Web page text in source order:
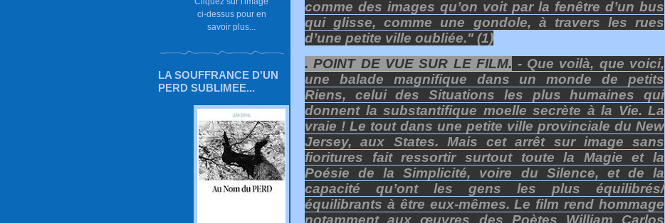
ci-dessus pour en
savoir plus...
LA SOUFFRANCE D'UN
PERD SUBLIMEE...
comme des images qu’on voit par la fenêtre d’un bus
qui glisse, comme une gondole, à travers les rues
d’une petite ville oubliée." (1)
. POINT DE VUE SUR LE FILM. - Que voilà, que voici,
une balade magnifique dans un monde de petits
Riens, celui des Situations les plus humaines qui
donnent la substantifique moelle secrète à la Vie. La
vraie ! Le tout dans une petite ville provinciale du New
Jersey, aux States. Mais cet arrêt sur image sans
fioritures fait ressortir surtout toute la Magie et la
Poésie de la Simplicité, voire du Silence, et de la
capacité qu’ont les gens les plus équilibrés/
équilibrants à être eux-mêmes. Le film rend hommage